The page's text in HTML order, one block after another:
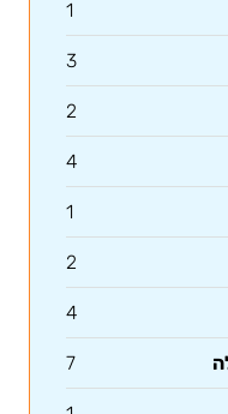
1
3
2
4
1
2
4
7